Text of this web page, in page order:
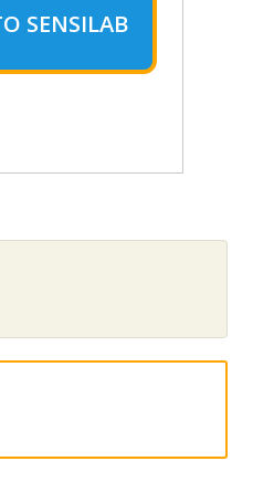
SENSILAB